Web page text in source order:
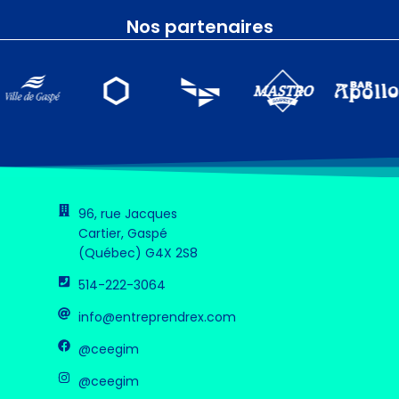
Nos partenaires
96, rue Jacques
Cartier, Gaspé
(Québec) G4X 2S8
514-222-3064
info@entreprendrex.com
@ceegim
@ceegim